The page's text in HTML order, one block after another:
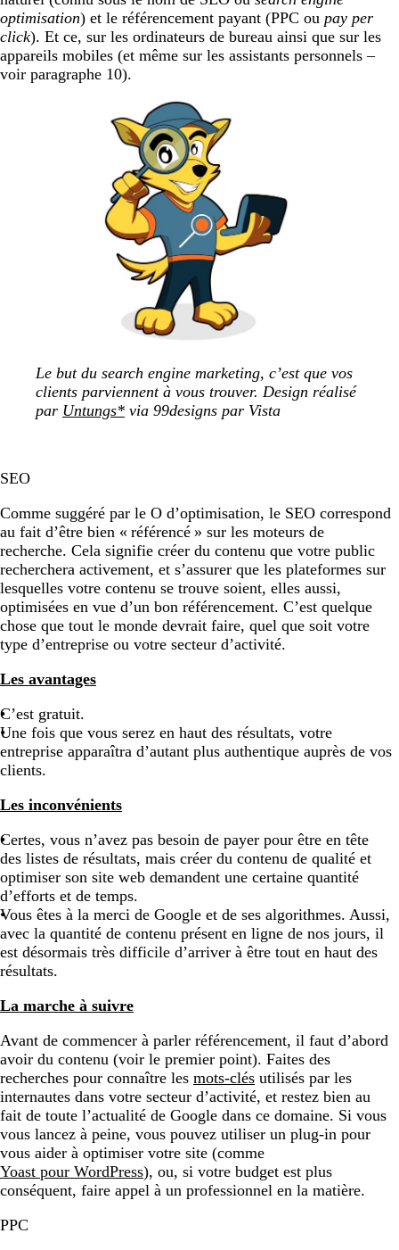
optimisation) et le référencement payant (PPC ou pay per
click). Et ce, sur les ordinateurs de bureau ainsi que sur les
appareils mobiles (et même sur les assistants personnels –
voir paragraphe 10).
Le but du search engine marketing, c’est que vos
clients parviennent à vous trouver. Design réalisé
par Untungs* via 99designs par Vista
SEO
Comme suggéré par le O d’optimisation, le SEO correspond
au fait d’être bien « référencé » sur les moteurs de
recherche. Cela signifie créer du contenu que votre public
recherchera activement, et s’assurer que les plateformes sur
lesquelles votre contenu se trouve soient, elles aussi,
optimisées en vue d’un bon référencement. C’est quelque
chose que tout le monde devrait faire, quel que soit votre
type d’entreprise ou votre secteur d’activité.
Les avantages
C’est gratuit.
Une fois que vous serez en haut des résultats, votre
entreprise apparaîtra d’autant plus authentique auprès de vos
clients.
Les inconvénients
Certes, vous n’avez pas besoin de payer pour être en tête
des listes de résultats, mais créer du contenu de qualité et
optimiser son site web demandent une certaine quantité
d’efforts et de temps.
Vous êtes à la merci de Google et de ses algorithmes. Aussi,
avec la quantité de contenu présent en ligne de nos jours, il
est désormais très difficile d’arriver à être tout en haut des
résultats.
La marche à suivre
Avant de commencer à parler référencement, il faut d’abord
avoir du contenu (voir le premier point). Faites des
recherches pour connaître les mots-clés utilisés par les
internautes dans votre secteur d’activité, et restez bien au
fait de toute l’actualité de Google dans ce domaine. Si vous
vous lancez à peine, vous pouvez utiliser un plug-in pour
vous aider à optimiser votre site (comme
Yoast pour WordPress), ou, si votre budget est plus
conséquent, faire appel à un professionnel en la matière.
PPC